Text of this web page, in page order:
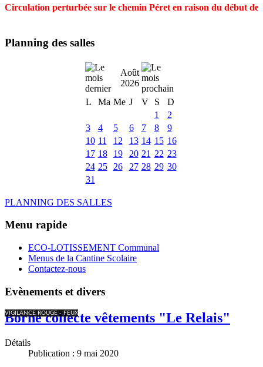
Circulation perturbée sur le chemin Péret en raison du début
Planning des salles
Août
2026
L
Ma Me J V S
D
1
2
3
4 5 6 7 8
9
10 11 12 13 14 15 16
17 18 19 20 21 22 23
24 25 26 27 28 29 30
31
PLANNING DES SALLES
Menu rapide
ECO-LOTISSEMENT Communal
Menus de la Cantine Scolaire
Contactez-nous
Evènements et divers
VIGILANCE ROUGE - FEUX
Borne collecte vêtements "Le Relais"
Détails
Publication : 9 mai 2020